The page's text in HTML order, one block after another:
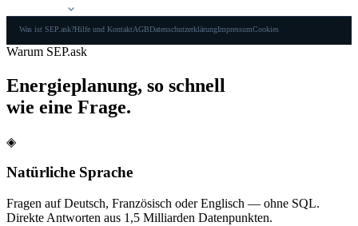
Was ist SEP.ask?Hilfe und KontaktAGBDatenschutzerklärungImpressumCookies
Warum SEP.ask
Energieplanung, so schnell
wie eine Frage.
◈
Natürliche Sprache
Fragen auf Deutsch, Französisch oder Englisch — ohne SQL.
Direkte Antworten aus 1,5 Milliarden Datenpunkten.